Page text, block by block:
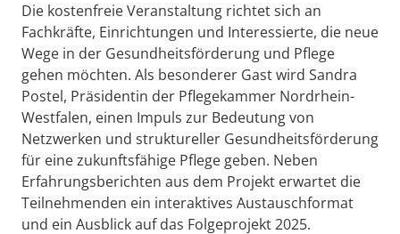
Die kostenfreie Veranstaltung richtet sich an
Fachkräfte, Einrichtungen und Interessierte, die neue
Wege in der Gesundheitsförderung und Pflege
gehen möchten. Als besonderer Gast wird Sandra
Postel, Präsidentin der Pflegekammer Nordrhein-
Westfalen, einen Impuls zur Bedeutung von
Netzwerken und struktureller Gesundheitsförderung
für eine zukunftsfähige Pflege geben. Neben
Erfahrungsberichten aus dem Projekt erwartet die
Teilnehmenden ein interaktives Austauschformat
und ein Ausblick auf das Folgeprojekt 2025.